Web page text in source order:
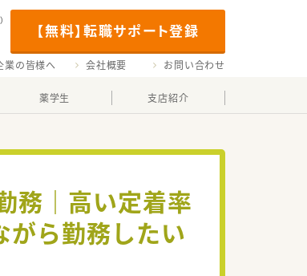
【無料】転職サポート登録
業の皆様へ 会社概要 お問い合わせ
薬学生 支店紹介
務｜高い定着率
ら勤務したい